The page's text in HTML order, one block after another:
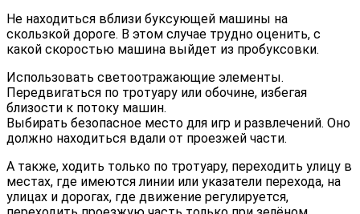
Не находиться вблизи буксующей машины на
скользкой дороге. В этом случае трудно оценить, с
какой скоростью машина выйдет из пробуксовки.
Использовать светоотражающие элементы.
Передвигаться по тротуару или обочине, избегая
близости к потоку машин.
Выбирать безопасное место для игр и развлечений. Оно
должно находиться вдали от проезжей части.
А также, ходить только по тротуару, переходить улицу в
местах, где имеются линии или указатели перехода, на
улицах и дорогах, где движение регулируется,